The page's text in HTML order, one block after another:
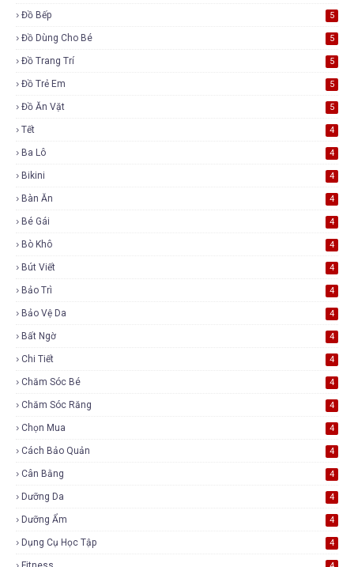
Đồ Bếp 5
Đồ Dùng Cho Bé 5
Đồ Trang Trí 5
Đồ Trẻ Em 5
Đồ Ăn Vặt 5
Tết 4
Ba Lô 4
Bikini 4
Bàn Ăn 4
Bé Gái 4
Bò Khô 4
Bút Viết 4
Bảo Trì 4
Bảo Vệ Da 4
Bất Ngờ 4
Chi Tiết 4
Chăm Sóc Bé 4
Chăm Sóc Răng 4
Chọn Mua 4
Cách Bảo Quản 4
Cân Bằng 4
Dưỡng Da 4
Dưỡng Ẩm 4
Dụng Cụ Học Tập 4